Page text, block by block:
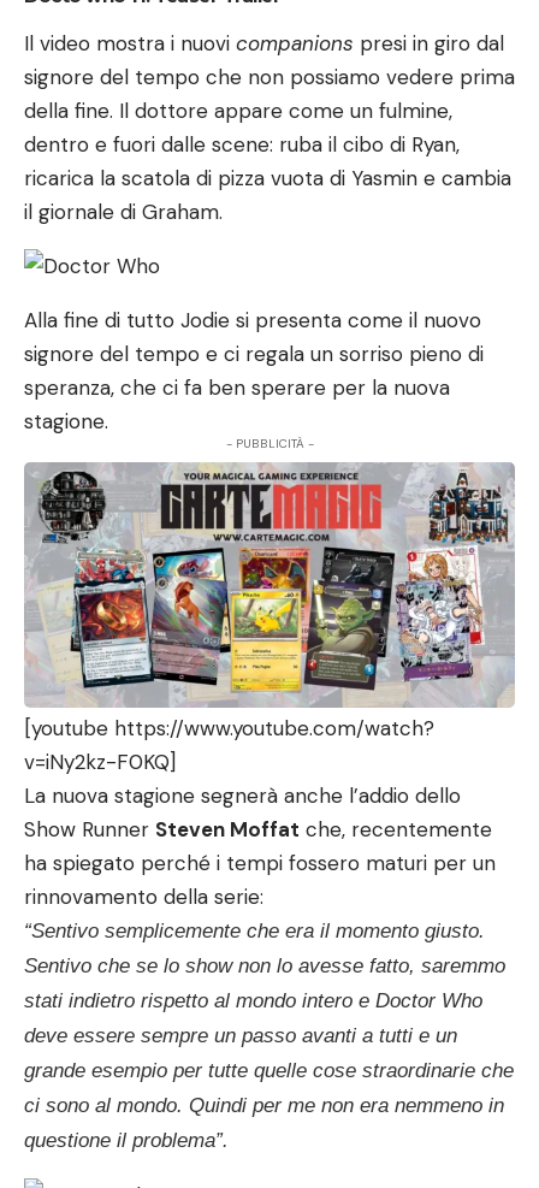
Il video mostra i nuovi companions presi in giro dal
signore del tempo che non possiamo vedere prima
della fine. Il dottore appare come un fulmine,
dentro e fuori dalle scene: ruba il cibo di Ryan,
ricarica la scatola di pizza vuota di Yasmin e cambia
il giornale di Graham.
Alla fine di tutto Jodie si presenta come il nuovo
signore del tempo e ci regala un sorriso pieno di
speranza, che ci fa ben sperare per la nuova
stagione.
- PUBBLICITÀ -
[youtube https://www.youtube.com/watch?
v=iNy2kz-F0KQ]
La nuova stagione segnerà anche l’addio dello
Show Runner Steven Moffat che, recentemente
ha spiegato perché i tempi fossero maturi per un
rinnovamento della serie:
“Sentivo semplicemente che era il momento giusto.
Sentivo che se lo show non lo avesse fatto, saremmo
stati indietro rispetto al mondo intero e Doctor Who
deve essere sempre un passo avanti a tutti e un
grande esempio per tutte quelle cose straordinarie che
ci sono al mondo. Quindi per me non era nemmeno in
questione il problema”.